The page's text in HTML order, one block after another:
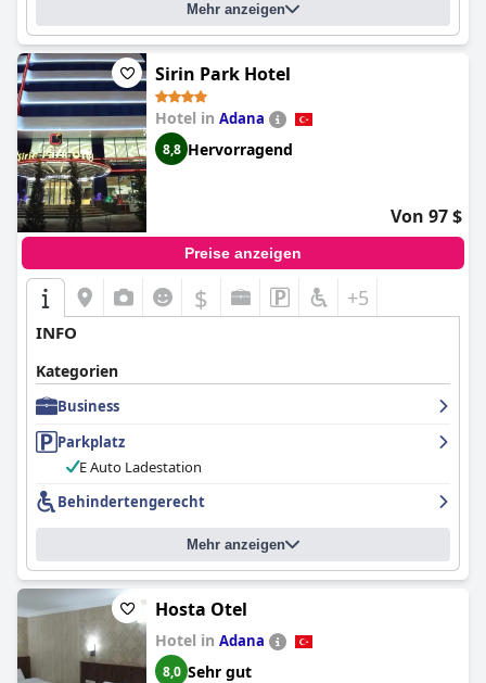
Mehr anzeigen
Sirin Park Hotel
Hotel in Adana
8,8 Hervorragend
Von 97 $
Preise anzeigen
$ +5
INFO
Kategorien
Business
Parkplatz
E Auto Ladestation
Behindertengerecht
Mehr anzeigen
Hosta Otel
Hotel in Adana
8,0 Sehr gut